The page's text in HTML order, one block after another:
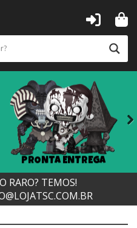
PRONTA ENTREGA
Next
RARO? TEMOS!